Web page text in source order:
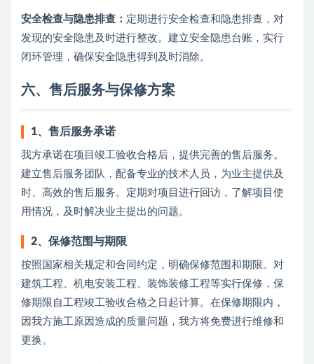
安全检查与隐患排查： 定期进行安全检查和隐患排查，对
发现的安全隐患及时进行整改。建立安全隐患台账，实行
闭环管理，确保安全隐患得到及时消除。
六、售后服务与保修方案
1、 售后服务承诺
我方承诺在项目竣工验收合格后，提供完善的售后服务。
建立售后服务团队，配备专业的技术人员，为业主提供及
时、高效的售后服务。定期对项目进行回访，了解项目使
用情况，及时解决业主提出的问题。
2、 保修范围与期限
按照国家相关规定和合同约定，明确保修范围和期限。对
建筑工程、机电安装工程、装饰装修工程等实行保修，保
修期限自工程竣工验收合格之日起计算。在保修期限内，
因我方施工原因造成的质量问题，我方将免费进行维修和
更换。